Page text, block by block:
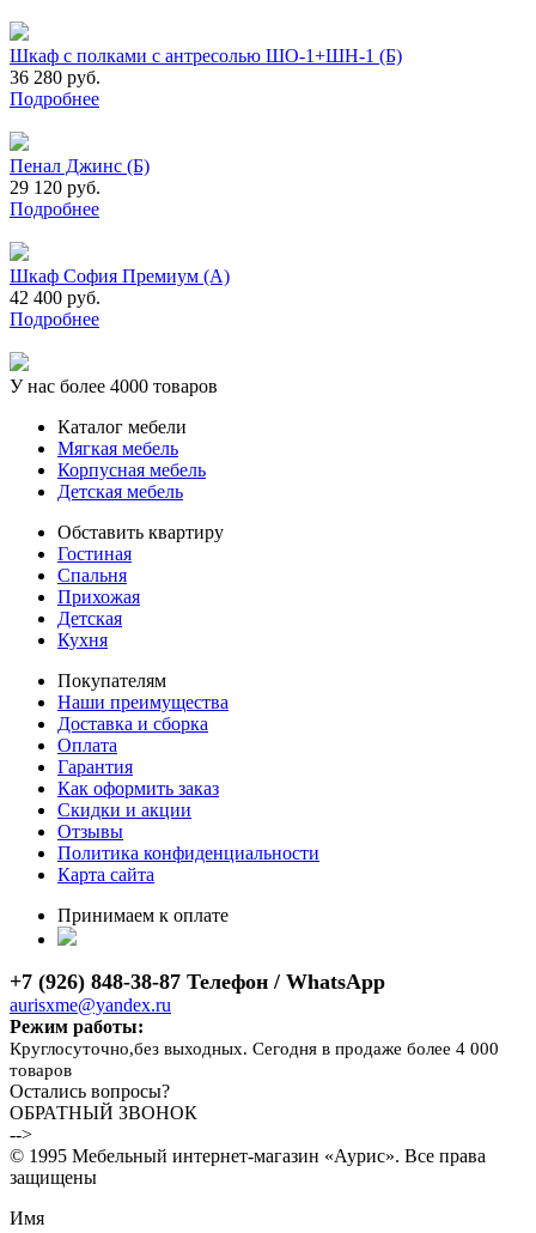
Шкаф с полками с антресолью ШО-1+ШН-1 (Б)
36 280 руб.
Подробнее
Пенал Джинс (Б)
29 120 руб.
Подробнее
Шкаф София Премиум (А)
42 400 руб.
Подробнее
У нас более 4000 товаров
Каталог мебели
Мягкая мебель
Корпусная мебель
Детская мебель
Обставить квартиру
Гостиная
Спальня
Прихожая
Детская
Кухня
Покупателям
Наши преимущества
Доставка и сборка
Оплата
Гарантия
Как оформить заказ
Скидки и акции
Отзывы
Политика конфиденциальности
Карта сайта
Принимаем к оплате
+7 (926) 848-38-87 Телефон / WhatsApp
aurisxme@yandex.ru
Режим работы:
Круглосуточно,без выходных. Сегодня в продаже более 4 000
товаров
Остались вопросы?
ОБРАТНЫЙ ЗВОНОК
-->
© 1995 Мебельный интернет-магазин «Аурис». Все права
защищены
Имя